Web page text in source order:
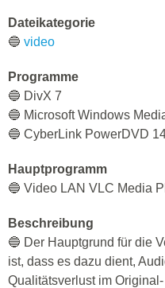
Dateikategorie
🔵 video
Programme
🔵 DivX 7
🔵 Microsoft Windows
🔵 CyberLink PowerDVD
Hauptprogramm
🔵 Video LAN VLC Media
Beschreibung
🔵 Der Hauptgrund für die
ist, dass es dazu dient,
Qualitätsverlust im